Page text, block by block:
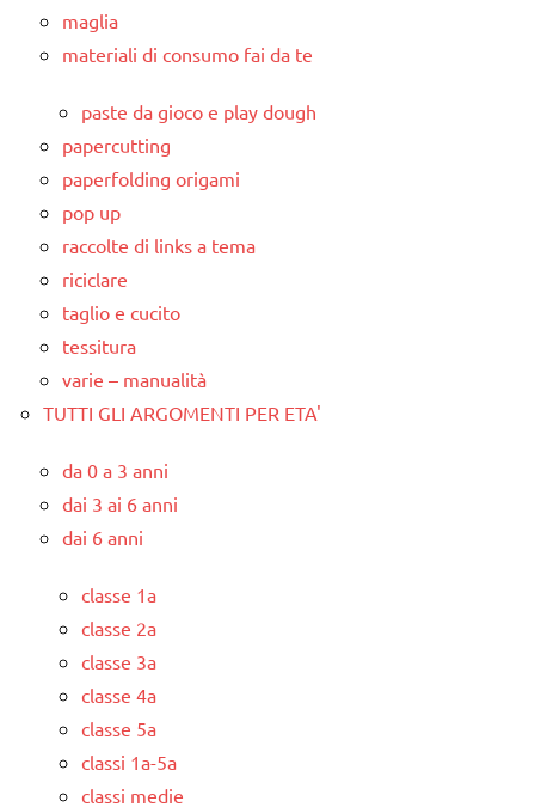
maglia
materiali di consumo fai da te
paste da gioco e play dough
papercutting
paperfolding origami
pop up
raccolte di links a tema
riciclare
taglio e cucito
tessitura
varie – manualità
TUTTI GLI ARGOMENTI PER ETA'
da 0 a 3 anni
dai 3 ai 6 anni
dai 6 anni
classe 1a
classe 2a
classe 3a
classe 4a
classe 5a
classi 1a-5a
classi medie